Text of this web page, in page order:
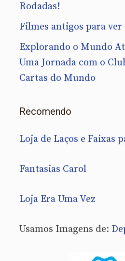
Rodadas!
Filmes antigos para ver
Explorando o Mundo
Uma Jornada com o
Cartas do Mundo
Recomendo
Loja de Laços e Faixas
Fantasias Carol
Loja Era Uma Vez
Usamos Imagens de: